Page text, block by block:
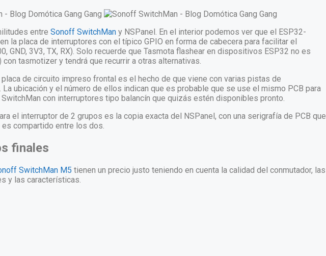
entre Sonoff SwitchMan y NSPanel. En el interior podemos ver que el ESP32-
la placa de interruptores con el típico GPIO en forma de cabecera para facilitar el
GND, 3V3, TX, RX). Solo recuerde que Tasmota flashear en dispositivos ESP32 no es
con tasmotizer y tendrá que recurrir a otras alternativas.
de circuito impreso frontal es el hecho de que viene con varias pistas de
ubicación y el número de ellos indican que es probable que se use el mismo PCB para
con interruptores tipo balancín que quizás estén disponibles pronto.
el interruptor de 2 grupos es la copia exacta del NSPanel, con una serigrafía de PCB que
compartido entre los dos.
finales
SwitchMan M5 tienen un precio justo teniendo en cuenta la calidad del conmutador, las
y las características.